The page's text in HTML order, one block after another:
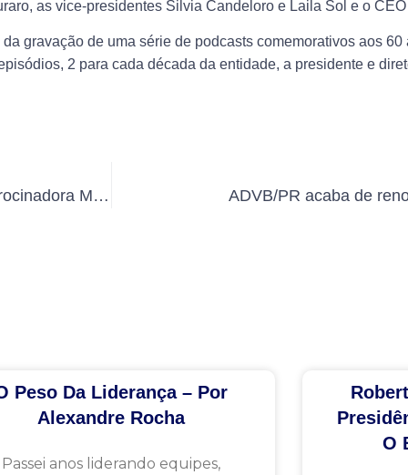
as vice-presidentes Silvia Candeloro e Laila Sol e o
gravação de uma série de podcasts comemorativos aos
2 para cada década da entidade, a presidente e
RPC renovou por mais um ano a parceria como Patrocinadora Media Partner da ADVB/PR ADVB/PR acaba de
Peso Da Liderança – Por
Alexandre Rocha
Passei anos liderando equipes,
O